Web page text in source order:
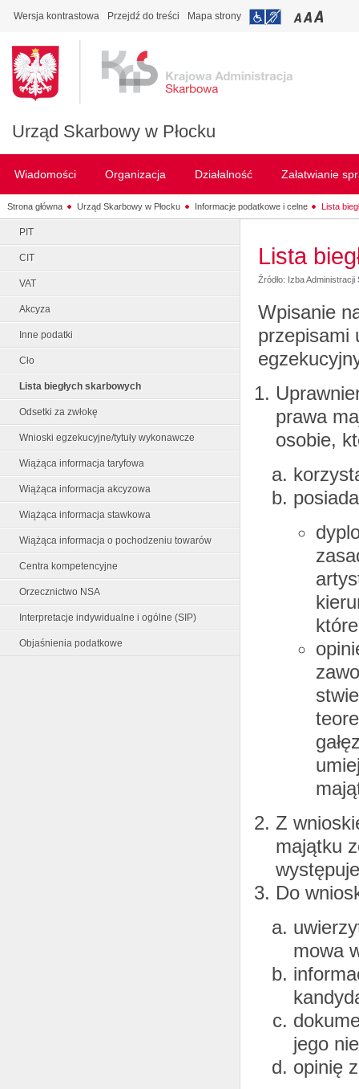
Wersja kontrastowa Przejdź do treści Mapa strony
Urząd Skarbowy w Płocku
Wiadomości Organizacja Działalność Załatwianie
Strona główna Urząd Skarbowy w Płocku Informacje podatkowe i celne Lista
PIT
CIT
VAT
Akcyza
Inne podatki
Cło
Lista biegłych skarbowych
Odsetki za zwłokę
Wnioski egzekucyjne/tytuły wykonawcze
Wiążąca informacja taryfowa
Wiążąca informacja akcyzowa
Wiążąca informacja stawkowa
Wiążąca informacja o pochodzeniu towarów
Centra kompetencyjne
Orzecznictwo NSA
Interpretacje indywidualne i ogólne (SIP)
Objaśnienia podatkowe
Lista
Źródło: Izba
Wpisanie
przepisami
prawa
osobie,
Z
majątku
Do
mowa
jego
opinię